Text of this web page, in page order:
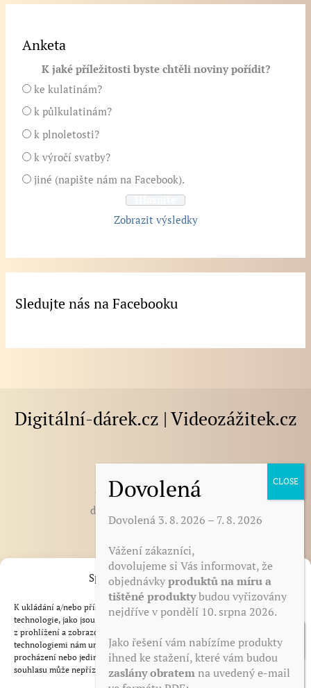
Spravovat Souhlas s cookies
K ukládání a/nebo přístupu k informacím o zařízení používáme
technologie, jako jsou soubory cookie. Děláme to, abychom zlepšili zážitek
z prohlížení a zobrazovali personalizované reklamy. Souhlas s těmito
technologiemi nám umožní zpracovávat údaje, jako je chování při
procházení nebo jedinečná ID na tomto webu. Nesouhlas nebo odvolání
souhlasu může nepříznivě ovlivnit určité vlastnosti a funkce.
Anketa
K jaké příležitosti byste chtěli noviny pořídit?
ke kulatinám?
k půlkulatinám?
k plnoletosti?
k výročí svatby?
jiné (napište nám na Facebook).
Zobrazit výsledky
Sledujte nás na Facebooku
Digitální-dárek.cz | Videozážitek.cz
darek@digitalni-darek.cz
digitalni-darek@seznam.cz
BLOG - články, novinky, tipy
Otázky a odpovědi
Zdarma ke stažení
Reference
Obchodní podmínky
Zásady zpracování a ochrana osobních údajů
Odstoupení od smlouvy
Dovolená 3. 8. 2026 – 7. 8. 2026
Vážení zákazníci,
dovolujeme si Vás informovat, že
objednávkyproduktů na míru a
tištěné produktybudou vyřizovány
nejdříve v pondělí 10. srpna 2026.
Jako řešení vám nabízíme produkty
ihned ke stažení, které vám budou
zaslány obratemna uvedený e-mail